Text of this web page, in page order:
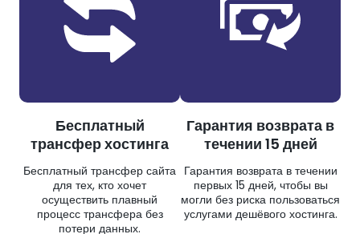
Бесплатный
трансфер хостинга
Бесплатный трансфер сайта
для тех, кто хочет
осуществить плавный
процесс трансфера без
потери данных.
Гарантия возврата в
течении 15 дней
Гарантия возврата в течении
первых 15 дней, чтобы вы
могли без риска пользоваться
услугами дешёвого хостинга.